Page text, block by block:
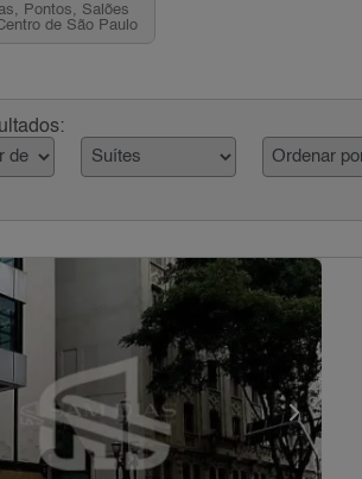
Pontos, Salões
de São Paulo